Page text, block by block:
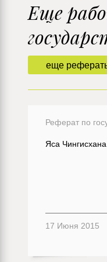
еще
Еще
Реферат по
Яса Чингисхана
17 Июня 2015